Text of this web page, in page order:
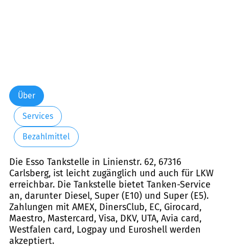
Über
Services
Bezahlmittel
Die Esso Tankstelle in Linienstr. 62, 67316
Carlsberg, ist leicht zugänglich und auch für LKW
erreichbar. Die Tankstelle bietet Tanken-Service
an, darunter Diesel, Super (E10) und Super (E5).
Zahlungen mit AMEX, DinersClub, EC, Girocard,
Maestro, Mastercard, Visa, DKV, UTA, Avia card,
Westfalen card, Logpay und Euroshell werden
akzeptiert.